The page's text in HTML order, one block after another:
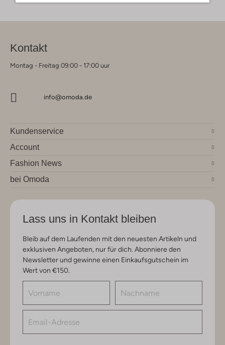
Kontakt
Montag - Freitag 09:00 - 17:00 uur
info@omoda.de
Kundenservice
Account
Fashion News
bei Omoda
Lass uns in Kontakt bleiben
Bleib auf dem Laufenden mit den neuesten Artikeln und
exklusiven Angeboten, nur für dich. Abonniere den
Newsletter und gewinne einen Einkaufsgutschein im
Wert von €150.